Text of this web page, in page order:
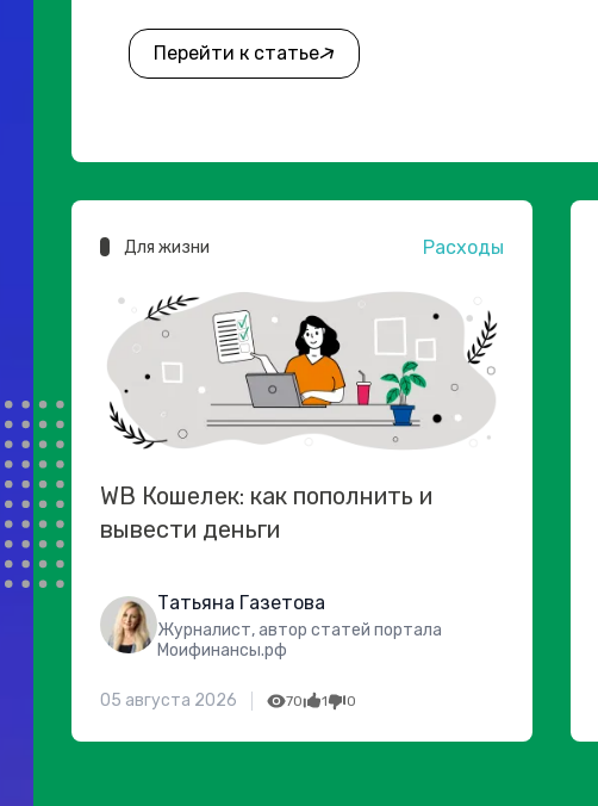
Перейти к статье
Для жизни Расходы
WB Кошелек: как пополнить и
вывести деньги
Татьяна Газетова
Журналист, автор статей портала
Моифинансы.рф
05 августа 2026 70 1 0